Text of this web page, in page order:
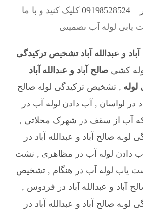
کلیک کنید و با ما
یابی لوله آب تضمینی
و عبدالله آباد تشخیص ترکیدگی
کشی صالح آباد و عبدالله آباد
,تشخیص ترکیدگی لوله صالح
در لواسان , آب دادن لوله آب در
آب از سقف در شهرک محلاتی ,
صالح آباد و عبدالله آباد در
آب دادن لوله آب در مظاهری , نشت
یاب لوله آب در هنگام , تشخیص
آباد و عبدالله آباد در فردوس ,
صالح آباد و عبدالله آباد در